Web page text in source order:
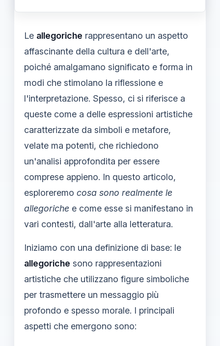
Le allegoriche rappresentano un aspetto
affascinante della cultura e dell'arte,
poiché amalgamano significato e forma in
modi che stimolano la riflessione e
l'interpretazione. Spesso, ci si riferisce a
queste come a delle espressioni artistiche
caratterizzate da simboli e metafore,
velate ma potenti, che richiedono
un'analisi approfondita per essere
comprese appieno. In questo articolo,
esploreremo cosa sono realmente le
allegoriche e come esse si manifestano in
vari contesti, dall'arte alla letteratura.
Iniziamo con una definizione di base: le
allegoriche sono rappresentazioni
artistiche che utilizzano figure simboliche
per trasmettere un messaggio più
profondo e spesso morale. I principali
aspetti che emergono sono: